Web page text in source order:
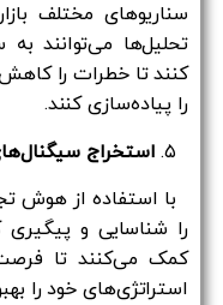
سناریوهای مختلف
تحلیل‌ها می‌توانند به
کنند تا خطرات را
را پیاده‌سازی کنند.
استخراج
با استفاده از هوش
را شناسایی و پیگیری
کمک می‌کنند تا
استراتژی‌های خود را